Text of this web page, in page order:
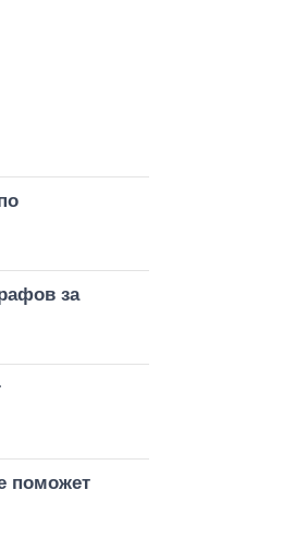
за
поможет